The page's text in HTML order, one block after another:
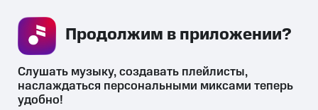
СКАЧАТЬ ПРИЛОЖЕНИЕ
Слушать музыку, создавать плейлисты,
наслаждаться персональными миксами теперь
удобно!